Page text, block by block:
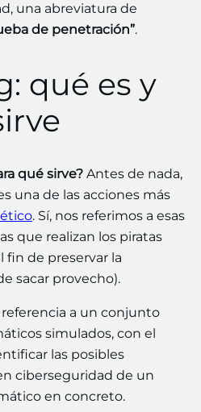
una abreviatura de
de penetración”.
qué es y
qué sirve? Antes de nada,
una de las acciones más
. Sí, nos referimos a esas
que realizan los piratas
fin de preservar la
sacar provecho).
a un conjunto
simulados, con el
las posibles
ciberseguridad de un
en concreto.